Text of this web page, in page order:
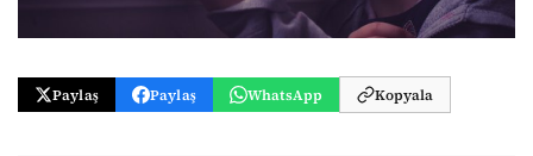
Paylaş Paylaş WhatsApp Kopyala